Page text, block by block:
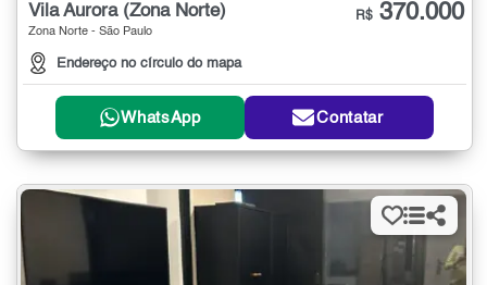
Vila Aurora (Zona Norte)
Zona Norte - São Paulo
Endereço no círculo do mapa
R$ 370.000
WhatsApp Contatar